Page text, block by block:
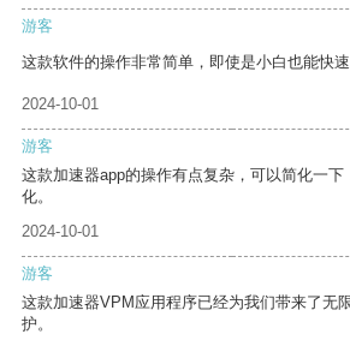
游客
这款软件的操作非常简单，即使是小白也能快速
2024-10-01
游客
这款加速器app的操作有点复杂，可以简化一
化。
2024-10-01
游客
这款加速器VPM应用程序已经为我们带来了无
护。